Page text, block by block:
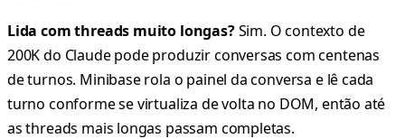
Lida com threads muito longas?Sim. O contexto de
200K do Claude pode produzir conversas com centenas
de turnos. Minibase rola o painel da conversa e lê cada
turno conforme se virtualiza de volta no DOM, então até
as threads mais longas passam completas.